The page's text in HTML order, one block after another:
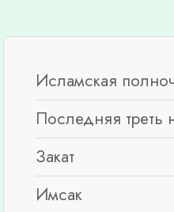
Исламская
Последняя треть
Закат
Имсак